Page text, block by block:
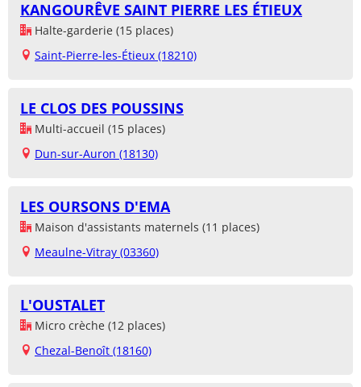
KANGOURÊVE SAINT PIERRE LES ÉTIEUX
Halte-garderie (15 places)
Saint-Pierre-les-Étieux (18210)
LE CLOS DES POUSSINS
Multi-accueil (15 places)
Dun-sur-Auron (18130)
LES OURSONS D'EMA
Maison d'assistants maternels (11 places)
Meaulne-Vitray (03360)
L'OUSTALET
Micro crèche (12 places)
Chezal-Benoît (18160)